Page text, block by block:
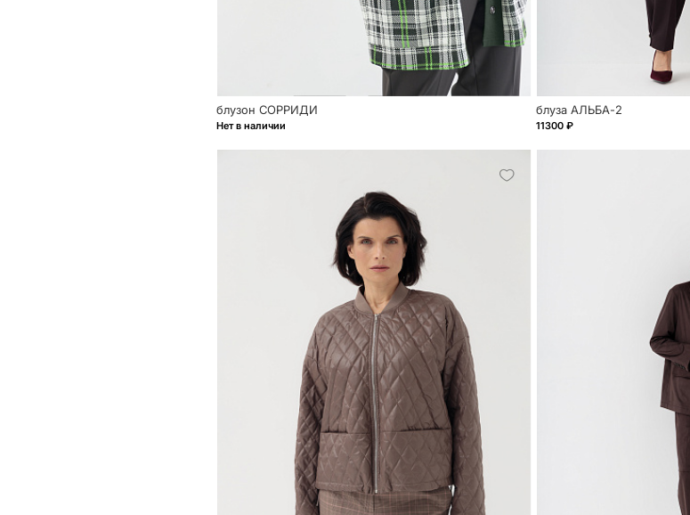
блузон СОРРИДИ
Нет в наличии
блуза АЛЬБА-2
11300 ₽